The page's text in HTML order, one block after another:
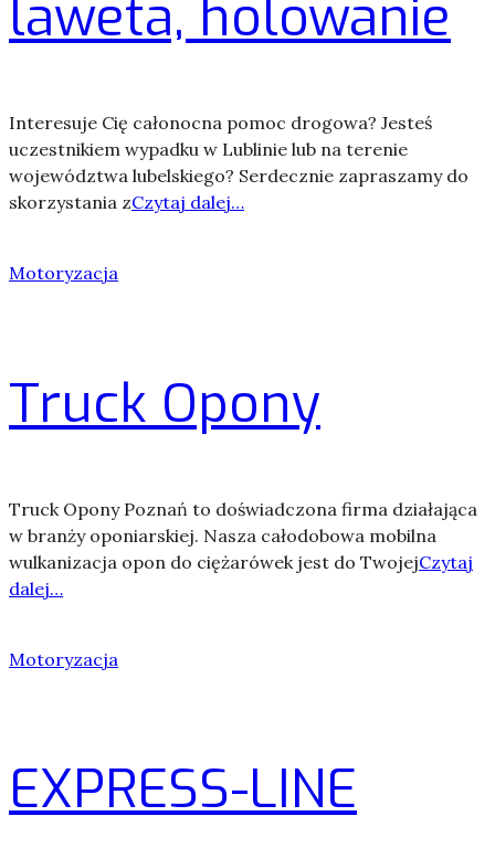
laweta, holowanie
Interesuje Cię całonocna pomoc drogowa? Jesteś
uczestnikiem wypadku w Lublinie lub na terenie
województwa lubelskiego? Serdecznie zapraszamy do
skorzystania zCzytaj dalej…
Motoryzacja
Truck Opony
Truck Opony Poznań to doświadczona firma działająca
w branży oponiarskiej. Nasza całodobowa mobilna
wulkanizacja opon do ciężarówek jest do TwojejCzytaj
dalej…
Motoryzacja
EXPRESS-LINE